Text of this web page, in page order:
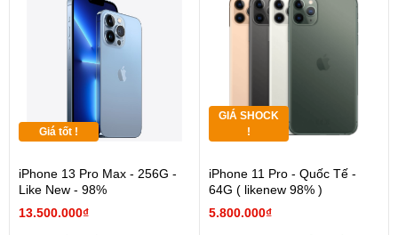
Giá tốt !
iPhone 13 Pro Max - 256G -
Like New - 98%
13.500.000₫
GIÁ SHOCK
!
iPhone 11 Pro - Quốc Tế -
64G ( likenew 98% )
5.800.000₫